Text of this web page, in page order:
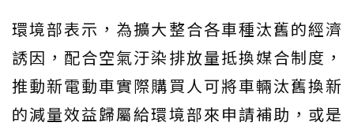
環境部表示，為擴大整合各車種汰舊的經濟
誘因，配合空氣汙染排放量抵換媒合制度，
推動新電動車實際購買人可將車輛汰舊換新
的減量效益歸屬給環境部來申請補助，或是